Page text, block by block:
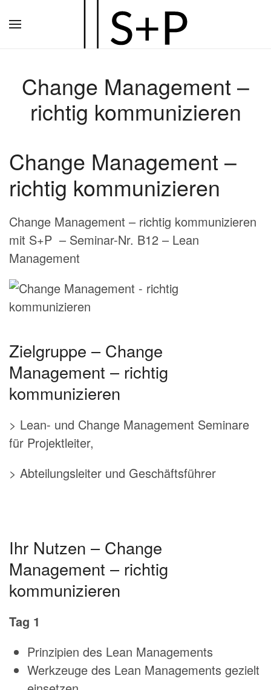
Hauptinhalt
Change Management –
richtig kommunizieren
Change Management –
richtig kommunizieren
Change Management – richtig kommunizieren
mit S+P – Seminar-Nr. B12 – Lean
Management
Zielgruppe – Change
Management – richtig
kommunizieren
> Lean- und Change Management Seminare
für Projektleiter,
> Abteilungsleiter und Geschäftsführer
Ihr Nutzen – Change
Management – richtig
kommunizieren
Tag 1
Prinzipien des Lean Managements
Werkzeuge des Lean Managements gezielt